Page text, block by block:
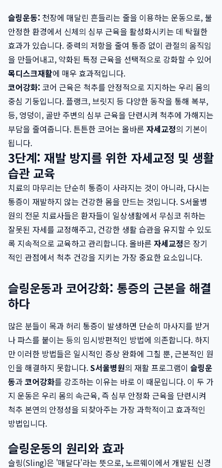
슬링운동: 천장에 매달린 흔들리는 줄을 이용하는 운동으로, 불
안정한 환경에서 신체의 심부 근육을 활성화시키는 데 탁월한
효과가 있습니다. 중력의 저항을 줄여 통증 없이 관절의 움직임
을 만들어내고, 약화된 특정 근육을 선택적으로 강화할 수 있어
목디스크재활에 매우 효과적입니다.
코어강화: 코어 근육은 척추를 안정적으로 지지하는 우리 몸의
중심 기둥입니다. 플랭크, 브릿지 등 다양한 동작을 통해 복부,
등, 엉덩이, 골반 주변의 심부 근육을 단련시켜 척추에 가해지는
부담을 줄여줍니다. 튼튼한 코어는 올바른 자세교정의 기본이
됩니다.
3단계: 재발 방지를 위한 자세교정 및 생활
습관 교육
치료의 마무리는 단순히 통증이 사라지는 것이 아니라, 다시는
통증이 재발하지 않는 건강한 몸을 만드는 것입니다. S서울병
원의 전문 치료사들은 환자들이 일상생활에서 무심코 취하는
잘못된 자세를 교정해주고, 건강한 생활 습관을 유지할 수 있도
록 지속적으로 교육하고 관리합니다. 올바른 자세교정은 장기
적인 관점에서 척추 건강을 지키는 가장 중요한 요소입니다.
슬링운동과 코어강화: 통증의 근본을 해결
하다
많은 분들이 목과 허리 통증이 발생하면 단순히 마사지를 받거
나 파스를 붙이는 등의 임시방편적인 방법에 의존합니다. 하지
만 이러한 방법들은 일시적인 증상 완화에 그칠 뿐, 근본적인 원
인을 해결하지 못합니다.S서울병원의 재활 프로그램이 슬링운
동과코어강화를 강조하는 이유는 바로 이 때문입니다. 이 두 가
지 운동은 우리 몸의 속근육, 즉 심부 안정화 근육을 단련시켜
척추 본연의 안정성을 되찾아주는 가장 과학적이고 효과적인
방법입니다.
슬링운동의 원리와 효과
슬링(Sling)은 '매달다'라는 뜻으로, 노르웨이에서 개발된 신경